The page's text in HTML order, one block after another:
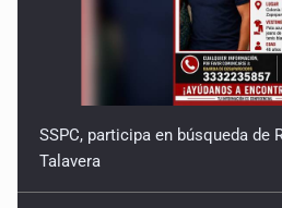
18 de Julio de 2026
Quinto Patio
17 de Julio de 2026
Quinto Patio
SSPC, participa en búsqueda de
Talavera